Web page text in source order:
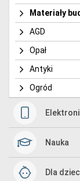
Materiały
AGD
Opał
Antyki
Ogród
Nauka
Dla